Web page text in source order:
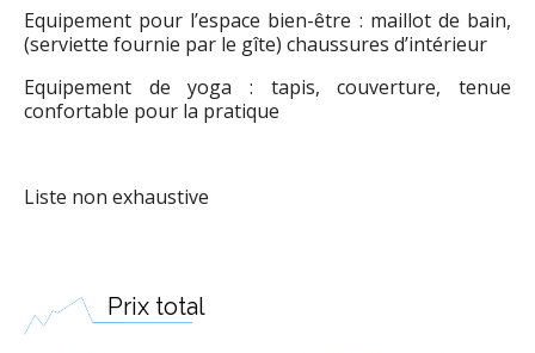
Equipement pour l’espace bien-être : maillot de bain,
(serviette fournie par le gîte) chaussures d’intérieur
Equipement de yoga : tapis, couverture, tenue
confortable pour la pratique
Liste non exhaustive
Prix total